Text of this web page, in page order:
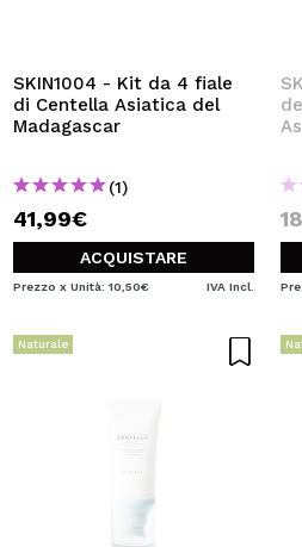
SKIN1004 - Kit da 4 fiale
di Centella Asiatica del
Madagascar
(1)
41,99€
ACQUISTARE
Prezzo x Unità: 10,50€ IVA Incl.
Naturale